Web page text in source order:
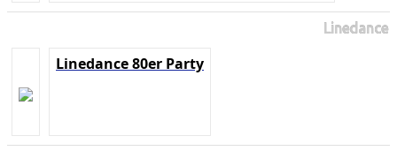
Linedance
Linedance 80er Party